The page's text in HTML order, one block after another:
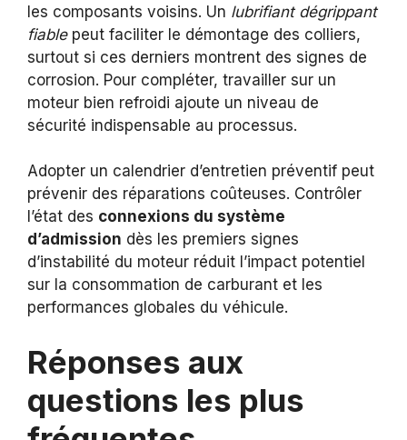
les composants voisins. Un lubrifiant dégrippant
fiablepeut faciliter le démontage des colliers,
surtout si ces derniers montrent des signes de
corrosion. Pour compléter, travailler sur un
moteur bien refroidi ajoute un niveau de
sécurité indispensable au processus.
Adopter un calendrier d’entretien préventif peut
prévenir des réparations coûteuses. Contrôler
l’état des connexions du système
d’admission dès les premiers signes
d’instabilité du moteur réduit l’impact potentiel
sur la consommation de carburant et les
performances globales du véhicule.
Réponses aux
questions les plus